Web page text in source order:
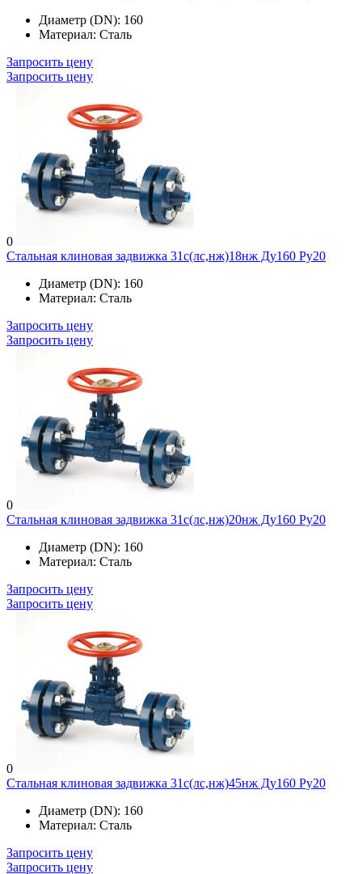
Диаметр (DN): 160
Материал: Сталь
Запросить цену
Запросить цену
0
Стальная клиновая задвижка 31с(лс,нж)18нж Ду160 Ру20
Диаметр (DN): 160
Материал: Сталь
Запросить цену
Запросить цену
0
Стальная клиновая задвижка 31с(лс,нж)20нж Ду160 Ру20
Диаметр (DN): 160
Материал: Сталь
Запросить цену
Запросить цену
0
Стальная клиновая задвижка 31с(лс,нж)45нж Ду160 Ру20
Диаметр (DN): 160
Материал: Сталь
Запросить цену
Запросить цену